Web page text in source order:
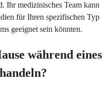
Ihr medizinisches Team kann
für Ihren spezifischen Typ
geeignet sein könnten.
während eines